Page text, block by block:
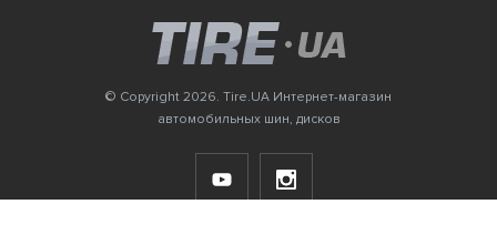
© Copyright 2026. Tire.UA Интернет-магазин
автомобильных шин, дисков